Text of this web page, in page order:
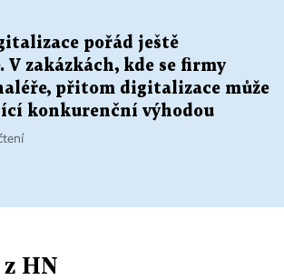
pořád ještě
V zakázkách, kde se firmy
přitom digitalizace může
konkurenční výhodou
HN